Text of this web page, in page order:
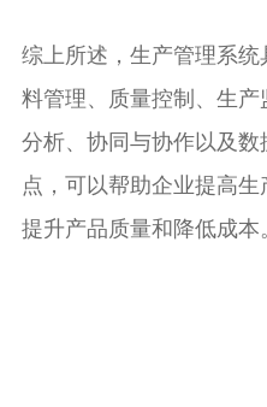
综上所述，生产管理系
料管理、质量控制、生
分析、协同与协作以及
点，可以帮助企业提高生
提升产品质量和降低成本